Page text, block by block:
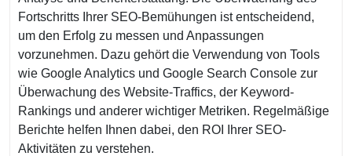
Fortschritts Ihrer SEO-Bemühungen ist entscheidend,
um den Erfolg zu messen und Anpassungen
vorzunehmen. Dazu gehört die Verwendung von Tools
wie Google Analytics und Google Search Console zur
Überwachung des Website-Traffics, der Keyword-
Rankings und anderer wichtiger Metriken. Regelmäßige
Berichte helfen Ihnen dabei, den ROI Ihrer SEO-
Aktivitäten zu verstehen.